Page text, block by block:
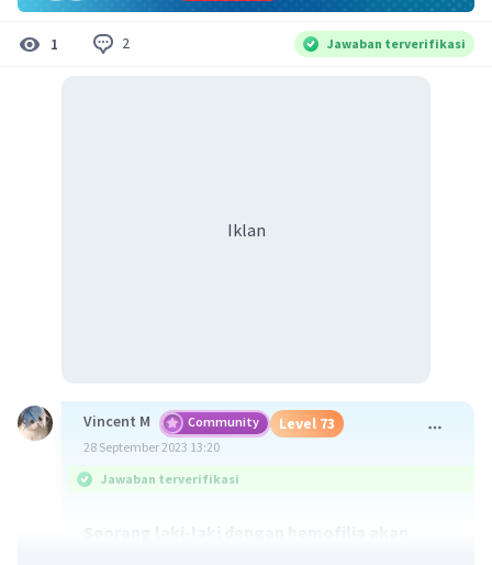
1 2 Jawaban terverifikasi
Iklan
Vincent M Community Level 73
28 September 2023 13:20
Jawaban terverifikasi